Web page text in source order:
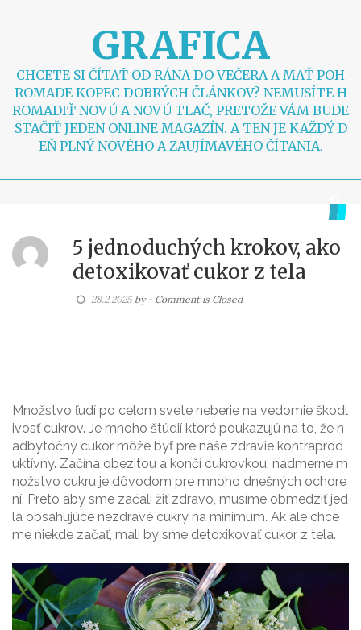
GRAFICA
CHCETE SI ČÍTAŤ OD RÁNA DO VEČERA A MAŤ POH
ROMADE KOPEC DOBRÝCH ČLÁNKOV? NEMUSÍTE H
ROMADIŤ NOVÚ A NOVÚ TLAČ, PRETOŽE VÁM BUDE
STAČIŤ JEDEN ONLINE MAGAZÍN. A TEN JE KAŽDÝ D
EŇ PLNÝ NOVÉHO A ZAUJÍMAVÉHO ČÍTANIA.
5 jednoduchých krokov, ako
detoxikovať cukor z tela
28.2.2025by- Comment is Closed
Množstvo ľudí po celom svete neberie na vedomie škodl
ivosť cukrov. Je mnoho štúdií ktoré poukazujú na to, že n
adbytočný cukor môže byť pre naše zdravie kontraprod
uktívny. Začína obezitou a končí cukrovkou, nadmerné m
nožstvo cukru je dôvodom pre mnoho dnešných ochore
ní. Preto aby sme začali žiť zdravo, musíme obmedziť jed
lá obsahujúce nezdravé cukry na minimum. Ak ale chce
me niekde začať, mali by sme detoxikovať cukor z tela.